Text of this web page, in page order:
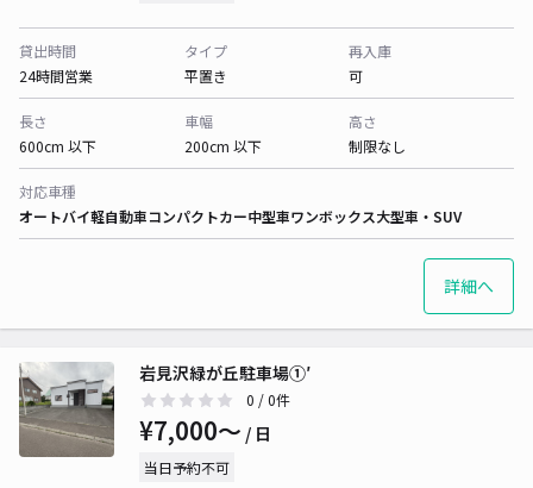
貸出時間
24時間営業
タイプ
平置き
再入庫
可
長さ
600cm 以下
車幅
200cm 以下
高さ
制限なし
対応車種
オートバイ軽自動車コンパクトカー中型車ワンボックス大型車・SUV
詳細へ
岩見沢緑が丘駐車場①′
0 / 0件
¥7,000〜 / 日
当日予約不可